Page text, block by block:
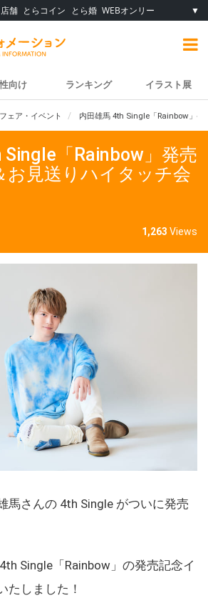
店舗 とらコイン とら婚 WEBオンリー ▼
向け ランキング イラスト展
フェア・イベント 内田雄馬 4th Single「Rainbow」発
Single「Rainbow」発売
お見送りハイタッチ会
1,263 Views
馬さんの 4th Single がついに発売
Single「Rainbow」の発売記念イ
たしました！